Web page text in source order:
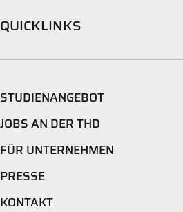
QUICKLINKS
STUDIENANGEBOT
JOBS AN DER THD
FÜR UNTERNEHMEN
PRESSE
KONTAKT